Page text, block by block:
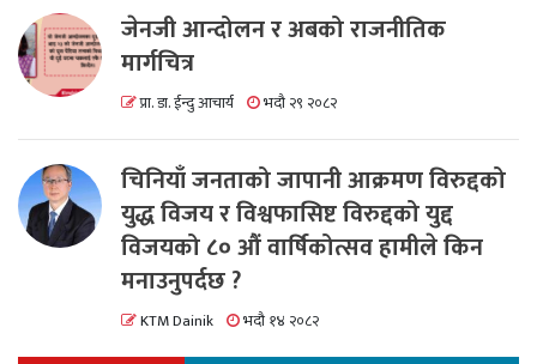
जेनजी आन्दोलन र अबको राजनीतिक
मार्गचित्र
प्रा. डा. ईन्दु आचार्य भदौ २९ २०८२
चिनियाँ जनताको जापानी आक्रमण विरुद्दको
युद्ध विजय र विश्वफासिष्ट विरुद्दको युद्द
विजयको ८० औं वार्षिकोत्सव हामीले किन
मनाउनुपर्दछ ?
KTM Dainik भदौ १४ २०८२